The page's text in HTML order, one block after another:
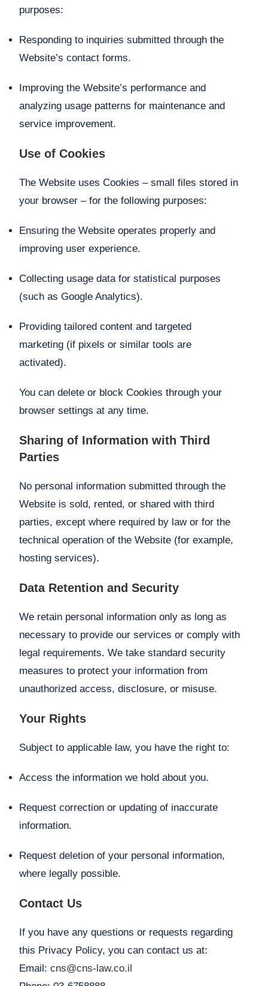
purposes:
Responding to inquiries submitted through the
Website’s contact forms.
Improving the Website’s performance and
analyzing usage patterns for maintenance and
service improvement.
Use of Cookies
The Website uses Cookies – small files stored in
your browser – for the following purposes:
Ensuring the Website operates properly and
improving user experience.
Collecting usage data for statistical purposes
(such as Google Analytics).
Providing tailored content and targeted
marketing (if pixels or similar tools are
activated).
You can delete or block Cookies through your
browser settings at any time.
Sharing of Information with Third
Parties
No personal information submitted through the
Website is sold, rented, or shared with third
parties, except where required by law or for the
technical operation of the Website (for example,
hosting services).
Data Retention and Security
We retain personal information only as long as
necessary to provide our services or comply with
legal requirements. We take standard security
measures to protect your information from
unauthorized access, disclosure, or misuse.
Your Rights
Subject to applicable law, you have the right to:
Access the information we hold about you.
Request correction or updating of inaccurate
information.
Request deletion of your personal information,
where legally possible.
Contact Us
If you have any questions or requests regarding
this Privacy Policy, you can contact us at:
Email:cns@cns-law.co.il